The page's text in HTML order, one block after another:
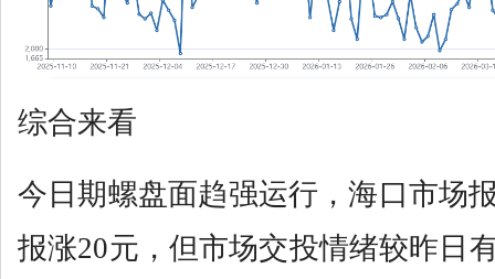
综合来看
今日期螺盘面趋强运行，海口市场
报涨20元，但市场交投情绪较昨日